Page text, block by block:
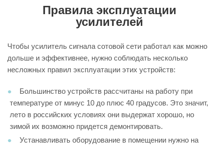
Правила эксплуатации
усилителей
Чтобы усилитель сигнала сотовой сети работал как можно
дольше и эффективнее, нужно соблюдать несколько
несложных правил эксплуатации этих устройств:
Большинство устройств рассчитаны на работу при
температуре от минус 10 до плюс 40 градусов. Это значит,
лето в российских условиях они выдержат хорошо, но
зимой их возможно придется демонтировать.
Устанавливать оборудование в помещении нужно на